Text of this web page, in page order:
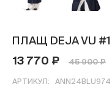
ПЛАЩ DEJA VU #1
13 770 ₽
45 900 ₽
АРТИКУЛ: ANN24BLU974